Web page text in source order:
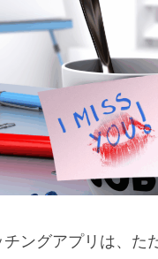
ングアプリは、た